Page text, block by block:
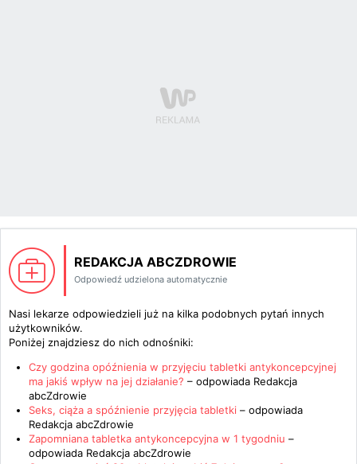
REDAKCJA ABCZDROWIE
Odpowiedź udzielona automatycznie
Nasi lekarze odpowiedzieli już na kilka podobnych pytań innych
użytkowników.
Poniżej znajdziesz do nich odnośniki:
Czy godzina opóźnienia w przyjęciu tabletki antykoncepcyjnej
ma jakiś wpływ na jej działanie? – odpowiada Redakcja
abcZdrowie
Seks, ciąża a spóźnienie przyjęcia tabletki – odpowiada
Redakcja abcZdrowie
Zapomniana tabletka antykoncepcyjna w 1 tygodniu –
odpowiada Redakcja abcZdrowie